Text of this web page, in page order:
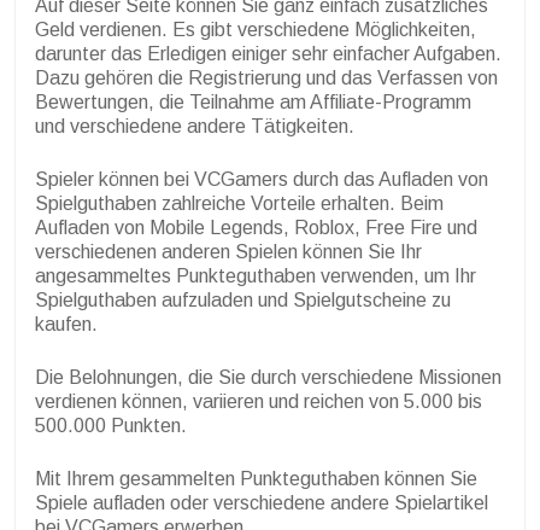
Auf dieser Seite können Sie ganz einfach zusätzliches
Geld verdienen. Es gibt verschiedene Möglichkeiten,
darunter das Erledigen einiger sehr einfacher Aufgaben.
Dazu gehören die Registrierung und das Verfassen von
Bewertungen, die Teilnahme am Affiliate-Programm
und verschiedene andere Tätigkeiten.
Spieler können bei VCGamers durch das Aufladen von
Spielguthaben zahlreiche Vorteile erhalten. Beim
Aufladen von Mobile Legends, Roblox, Free Fire und
verschiedenen anderen Spielen können Sie Ihr
angesammeltes Punkteguthaben verwenden, um Ihr
Spielguthaben aufzuladen und Spielgutscheine zu
kaufen.
Die Belohnungen, die Sie durch verschiedene Missionen
verdienen können, variieren und reichen von 5.000 bis
500.000 Punkten.
Mit Ihrem gesammelten Punkteguthaben können Sie
Spiele aufladen oder verschiedene andere Spielartikel